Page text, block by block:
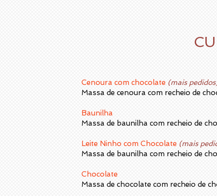
Cenoura com chocolate (mais
Massa de cenoura com recheio de
Baunilha
Massa de baunilha com recheio de
Leite Ninho com Chocolate ​ (mais
Massa de baunilha com recheio de
Chocolate
Massa de chocolate com recheio de